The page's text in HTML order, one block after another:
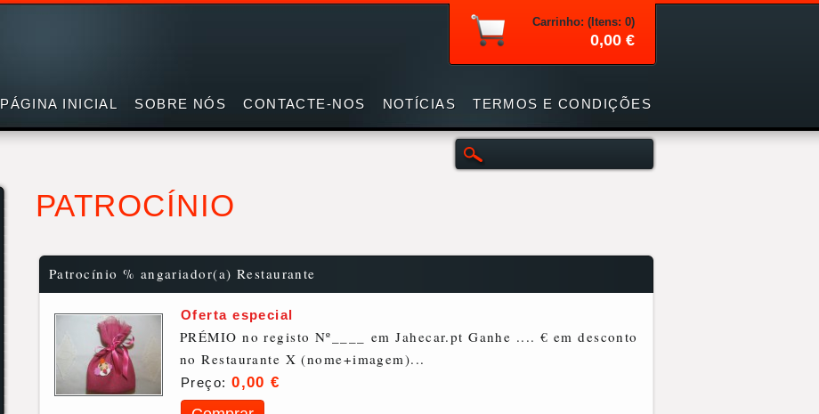
PATROCÍNIO
Patrocínio % angariador(a) Restaurante
Oferta especial
PRÉMIO no registo Nº____ em Jahecar.pt Ganhe .... € em desconto
no Restaurante X (nome+imagem)...
Preço:0,00 €
PÁGINA INICIAL SOBRE NÓS CONTACTE-NOS NOTÍCIAS TERMOS E CONDIÇÕES
Carrinho: (Itens: 0)
0,00 €